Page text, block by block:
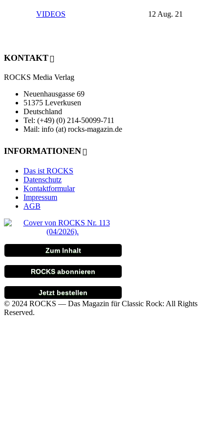
VIDEOS 12 Aug. 21
KONTAKT
ROCKS Media Verlag
Neuenhausgasse 69
51375 Leverkusen
Deutschland
Tel: (+49) (0) 214-50099-711
Mail: info (at) rocks-magazin.de
INFORMATIONEN
Das ist ROCKS
Datenschutz
Kontaktformular
Impressum
AGB
Zum Inhalt
ROCKS abonnieren
Jetzt bestellen
© 2024 ROCKS — Das Magazin für Classic Rock: All Rights
Reserved.